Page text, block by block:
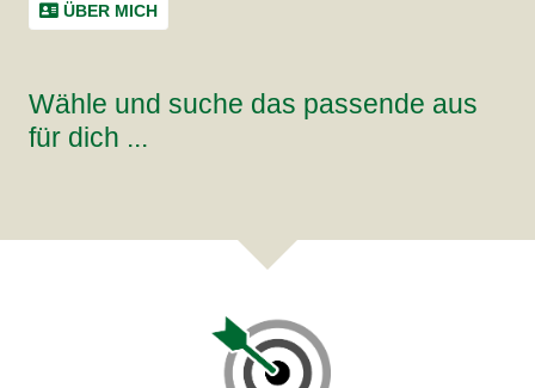
ÜBER MICH
Wähle und suche das passende aus
für dich ...